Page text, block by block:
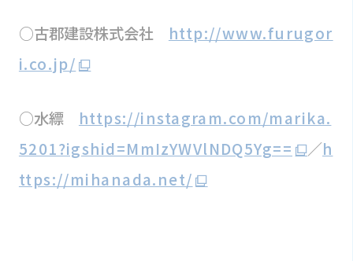
○古郡建設株式会社 http://www.furugor
i.co.jp/
○水縹 https://instagram.com/marika.
5201?igshid=MmIzYWVlNDQ5Yg==
／h
ttps://mihanada.net/